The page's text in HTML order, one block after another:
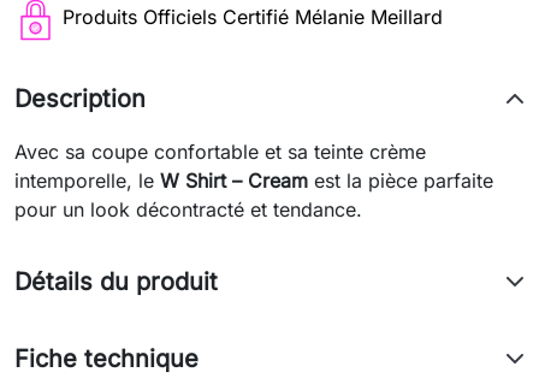
Produits Officiels Certifié Mélanie Meillard
Description
Avec sa coupe confortable et sa teinte crème
intemporelle, le W Shirt – Cream est la pièce parfaite
pour un look décontracté et tendance.
Détails du produit
Fiche technique